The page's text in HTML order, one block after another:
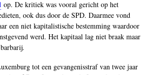
op. De kritiek was vooral gericht op het
ook dus door de SPD. Daarmee vond
een niet kapitalistische bestemming waardoor
werd. Het kapitaal lag niet braak maar
tot een gevangenisstraf van twee jaar